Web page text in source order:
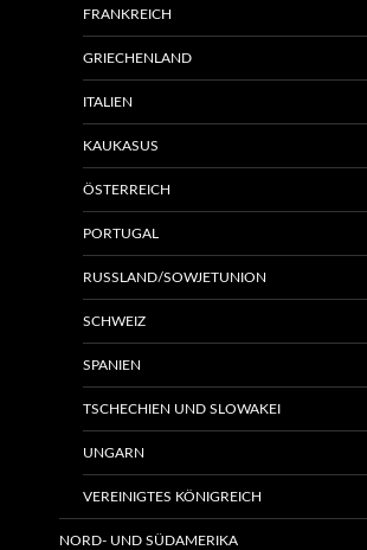
FRANKREICH
GRIECHENLAND
ITALIEN
KAUKASUS
ÖSTERREICH
PORTUGAL
RUSSLAND/SOWJETUNION
SCHWEIZ
SPANIEN
TSCHECHIEN UND SLOWAKEI
UNGARN
VEREINIGTES KÖNIGREICH
NORD- UND SÜDAMERIKA